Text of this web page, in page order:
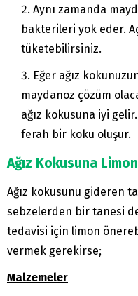
Aynı zamanda
bakterileri yok eder.
tüketebilirsiniz.
Eğer ağız
maydanoz çözüm
ağız kokusuna iyi
ferah bir koku oluşur.
Ağız Kokusuna Limon
Ağız kokusunu gideren
sebzelerden bir tanesi
tedavisi için limon
vermek gerekirse;
Malzemeler